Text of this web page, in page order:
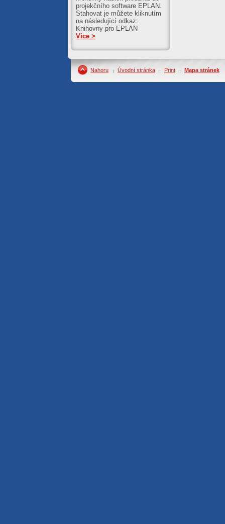
projekčního software EPLAN.
Stahovat je můžete kliknutím
na následující odkaz:
Knihovny pro EPLAN
Více >
Nahoru Úvodní stránka Print Mapa stránek